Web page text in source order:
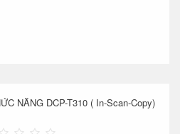
NĂNG DCP-T310 ( In-Scan-Copy)